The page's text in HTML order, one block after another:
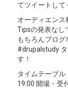
てツイートして
オーディエンス
Tipsの発表なし
もちろんブログ
#drupalstudy
す！
タイムテーブル
19:00 開場・受